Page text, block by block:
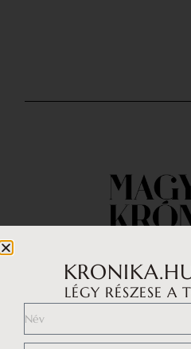
LÉGY RÉSZESE A